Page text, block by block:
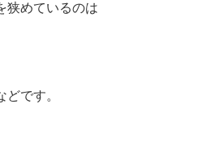
狭めているのは
です。